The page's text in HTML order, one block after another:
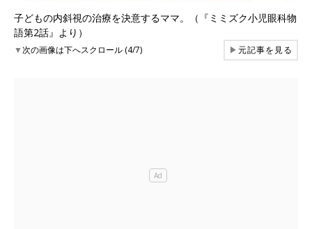
子どもの内斜視の治療を決意するママ。（『ミミズク小児眼科物
語第2話』より）
▼次の画像は下へスクロール (4/7) ▶元記事を見る